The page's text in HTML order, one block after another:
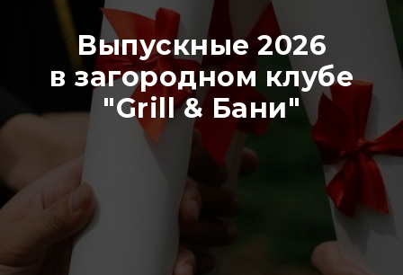
Выпускные 2026
в загородном клубе
"Grill & Бани"